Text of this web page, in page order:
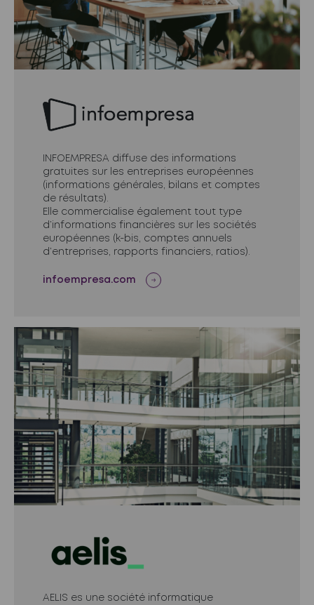
INFOEMPRESA diffuse des informations
gratuites sur les entreprises européennes
(informations générales, bilans et comptes
de résultats).
Elle commercialise également tout type
d’informations financières sur les sociétés
européennes (k-bis, comptes annuels
d’entreprises, rapports financiers, ratios).
infoempresa.com
AELIS es une société informatique